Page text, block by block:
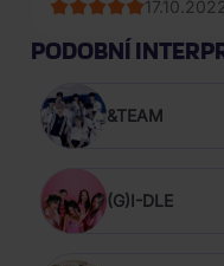
PODOBNÍ
&TEAM
(G)I-DLE